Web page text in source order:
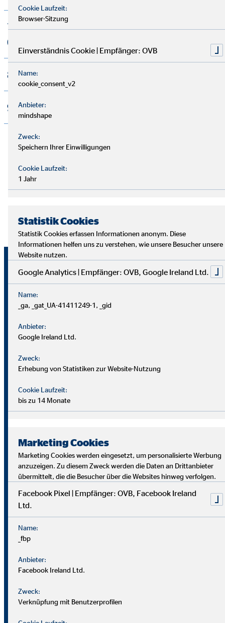
7. D&O-Versicherung
(Managerhaftpflicht)
8. Berufshaftpflichtversicherung
9. Transportversicherung
Die wichtigsten
Versicherungen für dich als
Selbständiger (m/w/d)
Egal ob Kranken-, Berufsunfähigkeits- oder
Lebenslagen: Die Krankenversicherung ist für Selbständige
Optionen zur Verfügung stehen. Eine Absicherung durch
eine Berufsunfähigkeitsversicherung ist ebenfalls ratsam,
um das Einkommen im Falle einer dauerhaften
Haftpflichtversicherung ist ein Muss.
Für gesunde und zufriedene
Mitarbeiter (m/w/d):
Ein Unternehmen kann seinen Mitarbeitern und
Mitarbeiterinnen wichtige Versicherungen anbieten,
darunter betriebliche Kranken- und Altersvorsorge,
Gruppenunfall- und Berufsunfähigkeitsversicherungen
sowie Berufshaftpflicht- und Reisekrankenversicherungen.
finanzielle Sicherheit, fördern das Wohlbefinden der
Mitarbeiter und Mitarbeiterinnen und stärken ihre Loyalität
Cookie Laufzeit:
Browser-Sitzung
Einverständnis Cookie | Empfänger: OVB
Name:
cookie_consent_v2
Anbieter:
mindshape
Zweck:
Speichern Ihrer Einwilligungen
Cookie Laufzeit:
1 Jahr
Statistik Cookies
Statistik Cookies erfassen Informationen anonym. Diese
Informationen helfen uns zu verstehen, wie unsere Besucher unsere
Website nutzen.
Google Analytics | Empfänger: OVB, Google Ireland Ltd.
Name:
_ga, _gat_UA-41411249-1, _gid
Anbieter:
Google Ireland Ltd.
Zweck:
Erhebung von Statistiken zur Website-Nutzung
Cookie Laufzeit:
bis zu 14 Monate
Marketing Cookies
Marketing Cookies werden eingesetzt, um personalisierte Werbung
anzuzeigen. Zu diesem Zweck werden die Daten an Drittanbieter
übermittelt, die die Besucher über die Websites hinweg verfolgen.
Facebook Pixel | Empfänger: OVB, Facebook Ireland
Ltd.
Name:
_fbp
Anbieter:
Facebook Ireland Ltd.
Zweck:
Verknüpfung mit Benutzerprofilen